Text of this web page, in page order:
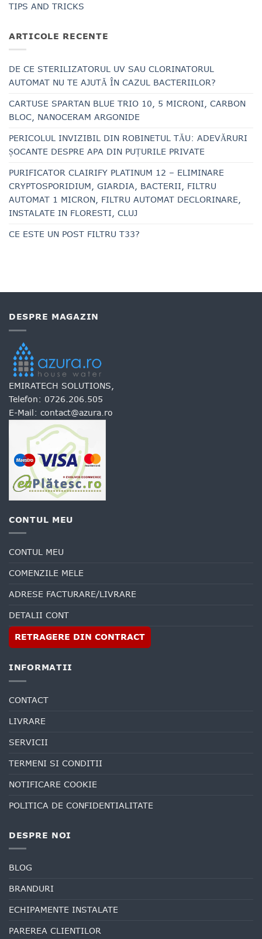
TIPS AND TRICKS
ARTICOLE RECENTE
DE CE STERILIZATORUL UV SAU CLORINATORUL
AUTOMAT NU TE AJUTĂ ÎN CAZUL BACTERIILOR?
CARTUSE SPARTAN BLUE TRIO 10, 5 MICRONI, CARBON
BLOC, NANOCERAM ARGONIDE
PERICOLUL INVIZIBIL DIN ROBINETUL TĂU: ADEVĂRURI
ȘOCANTE DESPRE APA DIN PUȚURILE PRIVATE
PURIFICATOR CLAIRIFY PLATINUM 12 – ELIMINARE
CRYPTOSPORIDIUM, GIARDIA, BACTERII, FILTRU
AUTOMAT 1 MICRON, FILTRU AUTOMAT DECLORINARE,
INSTALATE IN FLORESTI, CLUJ
CE ESTE UN POST FILTRU T33?
DESPRE MAGAZIN
EMIRATECH SOLUTIONS,
Telefon: 0726.206.505
E-Mail: contact@azura.ro
CONTUL MEU
CONTUL MEU
COMENZILE MELE
ADRESE FACTURARE/LIVRARE
DETALII CONT
RETRAGERE DIN CONTRACT
INFORMATII
CONTACT
LIVRARE
SERVICII
TERMENI SI CONDITII
NOTIFICARE COOKIE
POLITICA DE CONFIDENTIALITATE
DESPRE NOI
BLOG
BRANDURI
ECHIPAMENTE INSTALATE
PAREREA CLIENTILOR